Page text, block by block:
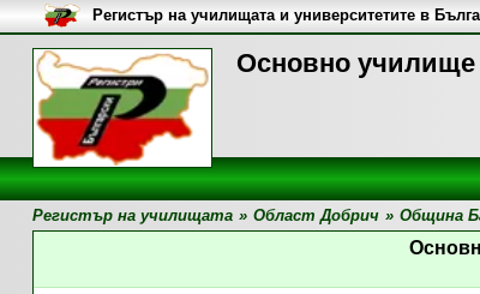
Основно училище
Регистър на училищата и университетите в
Регистър на училищата » Област Добрич » Община